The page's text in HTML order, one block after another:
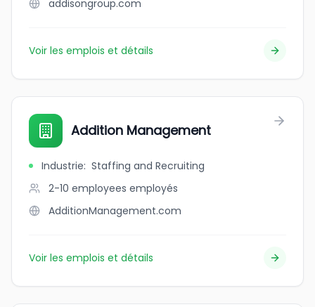
addisongroup.com
Voir les emplois et détails
Addition Management
Industrie: Staffing and Recruiting
2-10 employees employés
AdditionManagement.com
Voir les emplois et détails